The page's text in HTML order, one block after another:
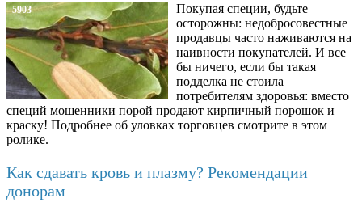
5903
Покупая специи, будьте
осторожны: недобросовестные
продавцы часто наживаются на
наивности покупателей. И все
бы ничего, если бы такая
подделка не стоила
потребителям здоровья: вместо
специй мошенники порой продают кирпичный порошок и
краску! Подробнее об уловках торговцев смотрите в этом
ролике.
Как сдавать кровь и плазму? Рекомендации
донорам